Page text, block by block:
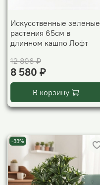
Искусственные зеленые
растения 65см в
длинном кашпо Лофт
12 806 ₽
8 580 ₽
В корзину
-33%